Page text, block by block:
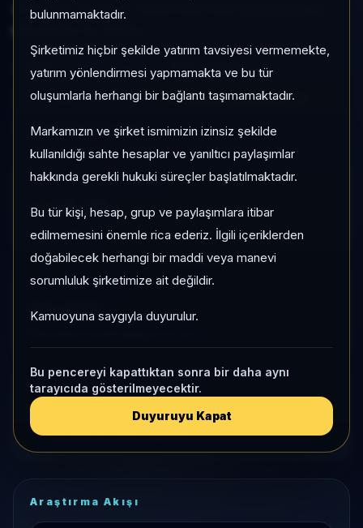
bulunmamaktadır.
Şirketimiz hiçbir şekilde yatırım tavsiyesi vermemekte,
yatırım yönlendirmesi yapmamakta ve bu tür
oluşumlarla herhangi bir bağlantı taşımamaktadır.
Markamızın ve şirket ismimizin izinsiz şekilde
kullanıldığı sahte hesaplar ve yanıltıcı paylaşımlar
hakkında gerekli hukuki süreçler başlatılmaktadır.
Bu tür kişi, hesap, grup ve paylaşımlara itibar
edilmemesini önemle rica ederiz. İlgili içeriklerden
doğabilecek herhangi bir maddi veya manevi
sorumluluk şirketimize ait değildir.
Kamuoyuna saygıyla duyurulur.
Bu pencereyi kapattıktan sonra bir daha aynı
tarayıcıda gösterilmeyecektir.
Duyuruyu Kapat
volatilitesi %3,63 ve Sınırlı KAP KAP yoğunluğu ile
PKH Hisse Yoğun Risk:Yüksek
Son fiyat:0,951755 TEFAS'ta İşlem Görmüyor
Son işlem farkı:0 gün
1 AY VE 3 AY PERFORMANS
+%8,28
3 Ay:+%6,47
KATEGORI KONUMU
96/450
KAP VE AKIŞ
Sınırlı KAP
1 ay net akış15,2 Mn• Yatırımcı0
Araştırma Akışı